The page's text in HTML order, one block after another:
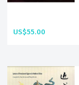
US$55.00